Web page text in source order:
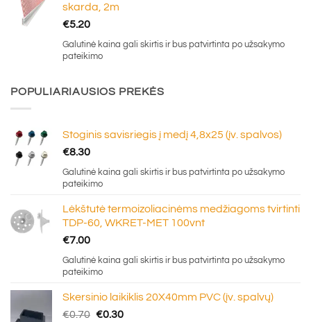
skarda, 2m
€5.20
Galutinė kaina gali skirtis ir bus patvirtinta po užsakymo
pateikimo
POPULIARIAUSIOS PREKĖS
Stoginis savisriegis į medį 4,8x25 (įv. spalvos)
€8.30
Galutinė kaina gali skirtis ir bus patvirtinta po užsakymo
pateikimo
Lėkštutė termoizoliacinėms medžiagoms tvirtinti
TDP-60, WKRET-MET 100vnt
€7.00
Galutinė kaina gali skirtis ir bus patvirtinta po užsakymo
pateikimo
Skersinio laikiklis 20X40mm PVC (įv. spalvų)
€0.70 Original
€0.30Current